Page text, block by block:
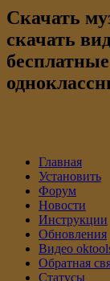
Скачать
скачать
Главная
Установить
Форум
Новости
Инструкции
Обновления
Видео
Обратная
Статусы